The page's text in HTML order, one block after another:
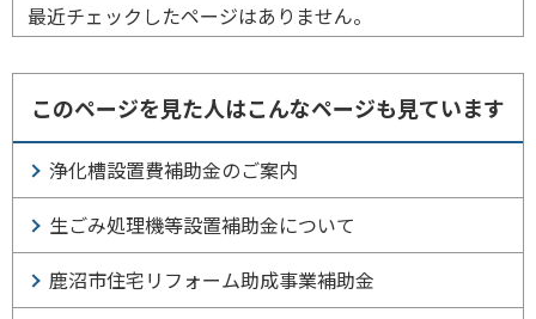
最近チェックしたページはありません。
このページを見た人はこんなページも見ています
浄化槽設置費補助金のご案内
生ごみ処理機等設置補助金について
鹿沼市住宅リフォーム助成事業補助金